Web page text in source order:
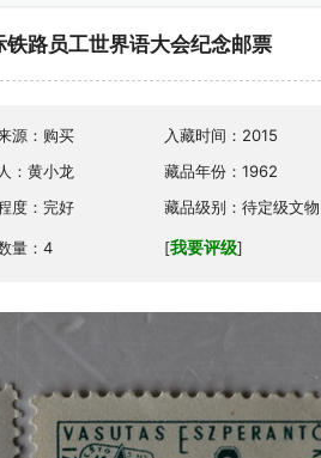
路员工世界语大会纪念邮票
源：购买
入藏时间：2015
：黄小龙
藏品年份：1962
度：完好 藏品级别：待定级文物
量：4 [我要评级]